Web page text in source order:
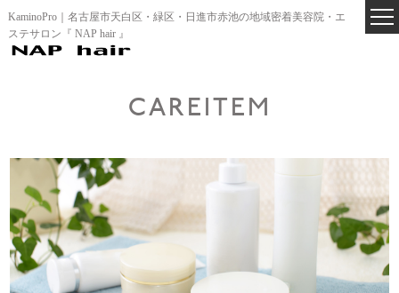
KaminoPro｜名古屋市天白区・緑区・日進市赤池の地域密着美容院・エ
ステサロン『 NAP hair 』
CAREITEM